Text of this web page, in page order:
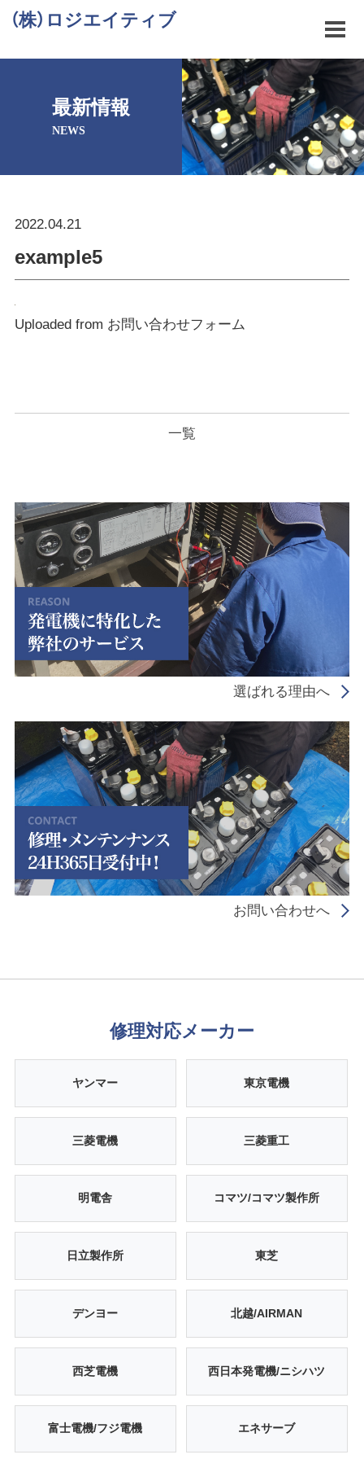
（株）ロジエイティブ
最新情報
NEWS
2022.04.21
example5
Uploaded from お問い合わせフォーム
一覧
選ばれる理由へ
お問い合わせへ
修理対応メーカー
ヤンマー 東京電機
三菱電機 三菱重工
明電舎 コマツ/コマツ製作所
日立製作所 東芝
デンヨー 北越/AIRMAN
西芝電機 西日本発電機/ニシハツ
富士電機/フジ電機 エネサーブ